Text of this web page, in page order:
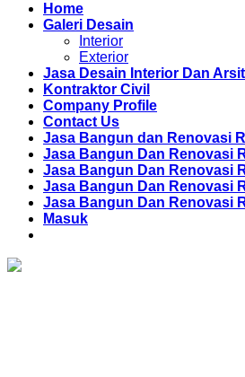
Home
Galeri Desain
Interior
Exterior
Jasa Desain Interior Dan
Kontraktor Civil
Company Profile
Contact Us
Jasa Bangun dan Renovasi
Jasa Bangun Dan Renovasi
Jasa Bangun Dan Renovasi
Jasa Bangun Dan Renovasi
Jasa Bangun Dan Renovasi
Masuk